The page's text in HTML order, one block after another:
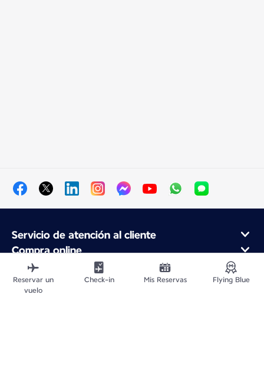
Servicio de atención al cliente
Compra online
Programa de fidelidad y socios
Acerca de Air France
Aplicación móvil Air France
Reservar un
vuelo
Check-in Mis Reservas Flying Blue